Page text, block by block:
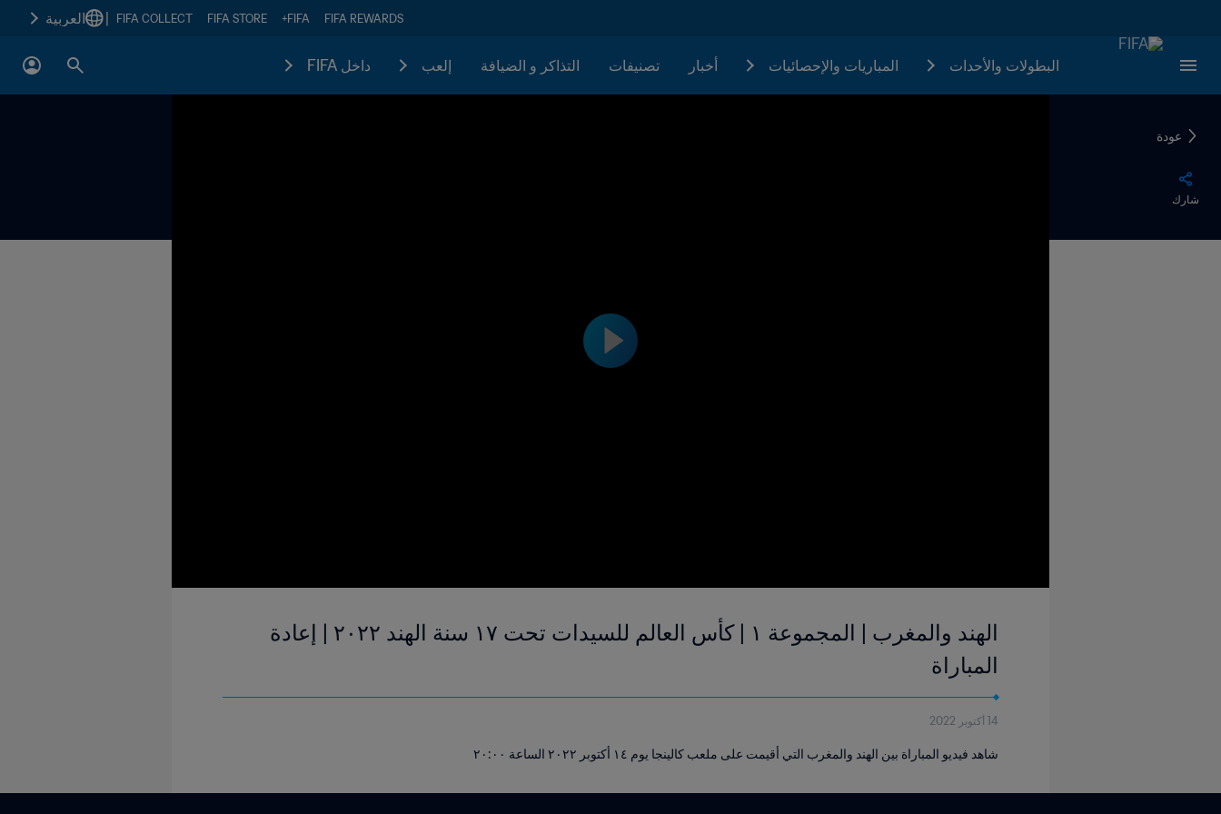
FIFA REWARDS
FIFA+
FIFA STORE
FIFA COLLECT العربية
البطولات والأحدات المباريات والإحصائيات أخبار تصنيفات التذاكر و الضيافة إلعب داخل FIFA
عودة
شارك
الهند والمغرب | المجموعة ١ | كأس العالم للسيدات تحت ١٧ سنة الهند ٢٠٢٢ | إعادة
المباراة
14 أكتوبر 2022
شاهد فيديو المباراة بين الهند والمغرب التي أقيمت على ملعب كالينجا يوم ١٤ أكتوبر ٢٠٢٢ الساعة ٢٠:٠٠